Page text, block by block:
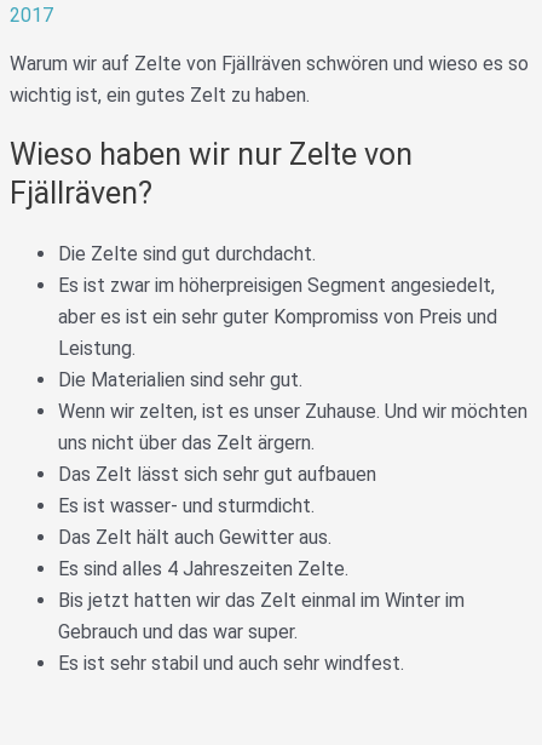
2017
Warum wir auf Zelte von Fjällräven schwören und wieso es so
wichtig ist, ein gutes Zelt zu haben.
Wieso haben wir nur Zelte von
Fjällräven?
Die Zelte sind gut durchdacht.
Es ist zwar im höherpreisigen Segment angesiedelt,
aber es ist ein sehr guter Kompromiss von Preis und
Leistung.
Die Materialien sind sehr gut.
Wenn wir zelten, ist es unser Zuhause. Und wir möchten
uns nicht über das Zelt ärgern.
Das Zelt lässt sich sehr gut aufbauen
Es ist wasser- und sturmdicht.
Das Zelt hält auch Gewitter aus.
Es sind alles 4 Jahreszeiten Zelte.
Bis jetzt hatten wir das Zelt einmal im Winter im
Gebrauch und das war super.
Es ist sehr stabil und auch sehr windfest.